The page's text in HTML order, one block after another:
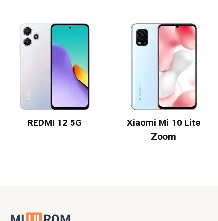
REDMI 12 5G
Xiaomi Mi 10 Lite
Zoom